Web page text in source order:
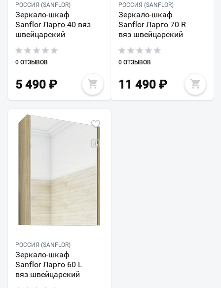
РОССИЯ (SANFLOR)
Зеркало-шкаф
Sanflor Ларго 40 вяз
швейцарский
0 ОТЗЫВОВ
5 490 ₽
РОССИЯ (SANFLOR)
Зеркало-шкаф
Sanflor Ларго 70 R
вяз швейцарский
0 ОТЗЫВОВ
11 490₽
РОССИЯ (SANFLOR)
Зеркало-шкаф
Sanflor Ларго 60 L
вяз швейцарский